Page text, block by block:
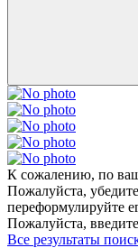
К сожалению, по
Пожалуйста,
переформулируйте
Пожалуйста,
Все результаты